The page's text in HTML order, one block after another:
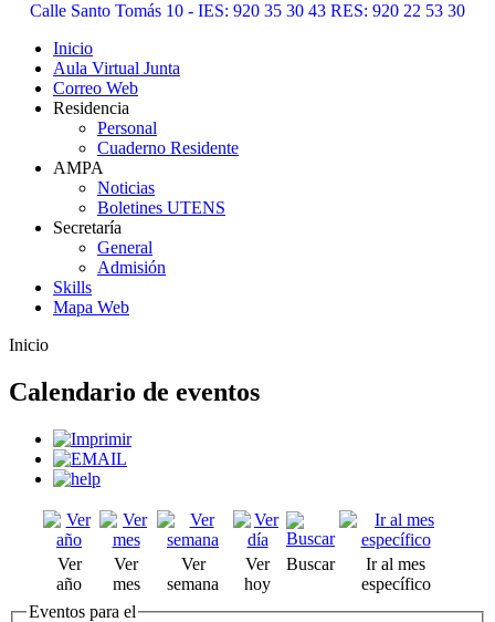
Calle Santo Tomás 10 - IES: 920 35 30 43 RES: 920 22 53 30
Inicio
Aula Virtual Junta
Correo Web
Residencia
Personal
Cuaderno Residente
AMPA
Noticias
Boletines UTENS
Secretaría
General
Admisión
Skills
Mapa Web
Inicio
Calendario de eventos
Ver
año
Ver
mes
Ver
semana
Ver
hoy
Buscar
Ir al mes
específico
Eventos para el